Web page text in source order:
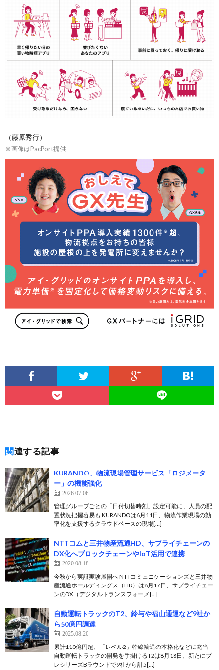
（藤原秀行）
※画像はPacPort提供
関連する記事
KURANDO、物流現場管理サービス「ロジメータ
ー」の機能強化
2026.07.06
管理グループごとの「日付切替時刻」設定可能に、人員の配
置状況把握容易も KURANDOは6月11日、物流作業現場の効
率化を支援するクラウドベースの現場[…]
NTTコムと三井物産流通HD、サプライチェーンの
DX化へブロックチェーンやIoT活用で連携
2020.08.18
今秋から実証実験展開へ NTTコミュニケーションズと三井物
産流通ホールディングス（HD）は8月17日、サプライチェー
ンのDX（デジタルトランスフォーメ[…]
自動運転トラックのT2、鈴与や福山通運など9社か
ら50億円調達
2025.08.20
累計110億円超、「レベル2」幹線輸送の本格化などに充当
自動運転トラックの開発を手掛けるT2は8月18日、新たにプ
レシリーズBラウンドで9社から計5[…]